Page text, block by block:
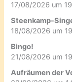
17/08/2026 um
Steenkamp-
18/08/2026 um
Bingo!
21/08/2026 um
Aufräumen der